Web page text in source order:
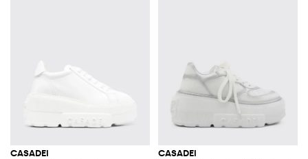
CASADEI CASADEI